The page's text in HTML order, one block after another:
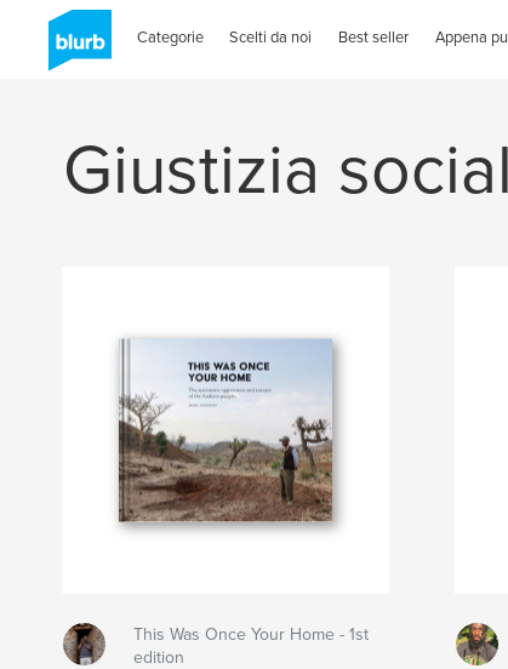
Categorie Scelti da noi Best seller Appena
Giustizia
This Was Once Your Home - 1st
edition